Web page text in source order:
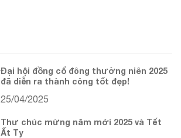
Đại hội đồng cổ đông thường niên 2025
đã diễn ra thành công tốt đẹp!
25/04/2025
Thư chúc mừng năm mới 2025 và Tết
Ất Tỵ